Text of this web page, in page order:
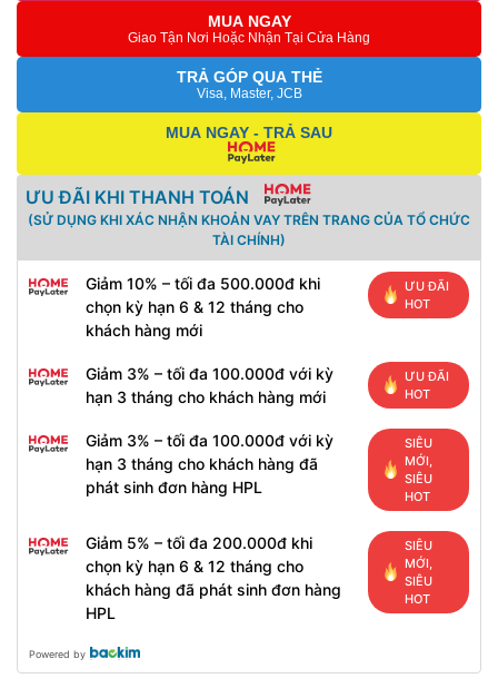
MUA NGAY
Giao Tận Nơi Hoặc Nhận Tại Cửa Hàng
TRẢ GÓP QUA THẺ
Visa, Master, JCB
MUA NGAY - TRẢ SAU
ƯU ĐÃI KHI THANH TOÁN
(SỬ DỤNG KHI XÁC NHẬN KHOẢN VAY TRÊN TRANG CỦA TỔ CHỨC
TÀI CHÍNH)
Giảm 10% – tối đa 500.000đ khi
chọn kỳ hạn 6 & 12 tháng cho
khách hàng mới
ƯU ĐÃI
HOT
Giảm 3% – tối đa 100.000đ với kỳ
hạn 3 tháng cho khách hàng mới
ƯU ĐÃI
HOT
Giảm 3% – tối đa 100.000đ với kỳ
hạn 3 tháng cho khách hàng đã
phát sinh đơn hàng HPL
SIÊU
MỚI,
SIÊU
HOT
Giảm 5% – tối đa 200.000đ khi
chọn kỳ hạn 6 & 12 tháng cho
khách hàng đã phát sinh đơn hàng
HPL
SIÊU
MỚI,
SIÊU
HOT
Powered by